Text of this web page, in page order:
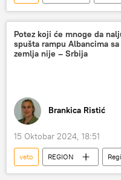
UN
Savet
Ukrajina
Rusija
Potez koji će mnoge da
spušta rampu Albancima
zemlja nije – Srbija
Brankica Ristić
15 Oktobar 2024, 18:51
veto REGION
Region – politika